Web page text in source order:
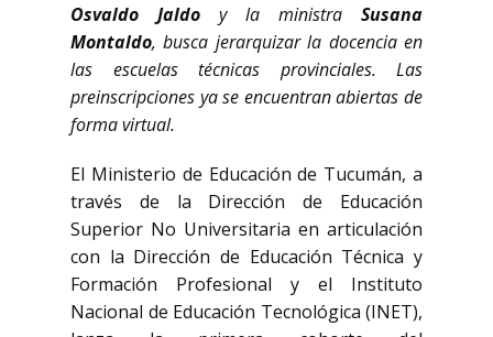
Osvaldo Jaldo y la ministra Susana
Montaldo, busca jerarquizar la docencia en
las escuelas técnicas provinciales. Las
preinscripciones ya se encuentran abiertas de
forma virtual.
El Ministerio de Educación de Tucumán, a
través de la Dirección de Educación
Superior No Universitaria en articulación
con la Dirección de Educación Técnica y
Formación Profesional y el Instituto
Nacional de Educación Tecnológica (INET),